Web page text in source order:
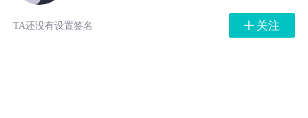
TA还没有设置签名 关注